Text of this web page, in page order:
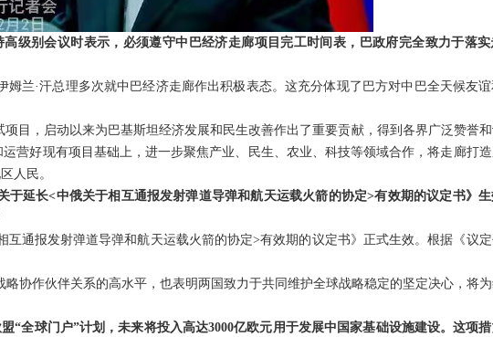
级别会议时表示，必须遵守中 巴经济走廊项目完工时间表，巴政府完全致力于落
兰·汗总理多次就中巴经济走廊作出积极表态。这充分体现了巴方对中巴全天候友
目，启动以来为巴基斯坦经济发展和民生改善作出了重要贡献，得到各界广泛赞誉
营好现有项目基础上，进一步聚焦产业、民生、农业、科技等领域合作，将走廊打
人民。
于延长<中俄关于相互通报发射弹道导弹和航天运载火箭的协定>有效期的议定书》
互通报发射弹道导弹和航天运载火箭的协定>有效期的议定书》正式生效。根据《议定
略协作伙伴关系的高水平，也表明两国致力于共同维护全球战略稳定的坚定决心，将
“全球门户”计划，未来将投入高达3000亿欧元用于发展中国家基础设施建设。这项